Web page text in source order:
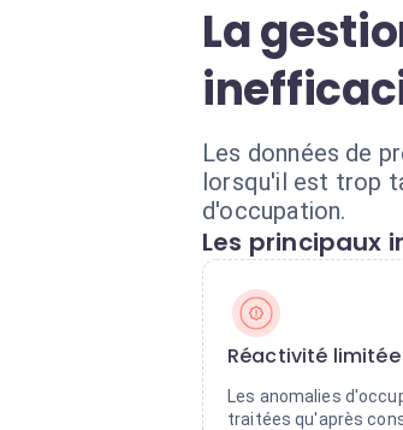
La
Les données de
lorsqu'il est trop
d'occupation.
Les principaux
Réactivité limitée
Les anomalies
traitées qu'après